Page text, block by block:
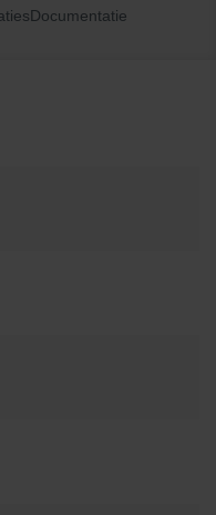
Documentatie